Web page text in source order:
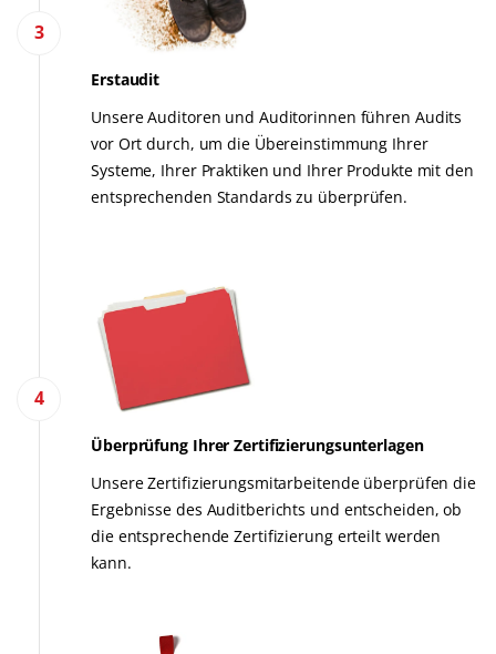
UNSERE KOMPETENZEN
Bio-Landwirtschaft
Nachhaltige Landwirtschaft
3
Erstaudit
Unsere Auditoren und Auditorinnen führen Audits
vor Ort durch, um die Übereinstimmung Ihrer
Systeme, Ihrer Praktiken und Ihrer Produkte mit den
entsprechenden Standards zu überprüfen.
4
Überprüfung Ihrer Zertifizierungsunterlagen
Unsere Zertifizierungsmitarbeitende überprüfen die
Ergebnisse des Auditberichts und entscheiden, ob
die entsprechende Zertifizierung erteilt werden
kann.